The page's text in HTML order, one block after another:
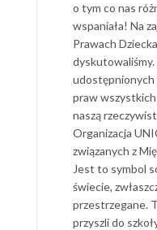
o tym co nas
wspaniała! Na
Prawach
dyskutowaliśmy.
udostępnionych
praw
naszą
Organizacja
związanych z
Jest to symbol
świecie,
przestrzegane.
przyszli do